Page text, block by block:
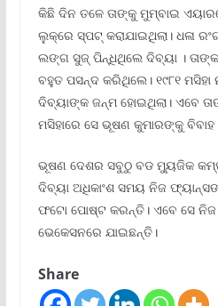
କିଛି ଦିନ ତଳେ ତାଙ୍କୁ ମୁମ୍ବାଇ
ଲୁକ୍‌ରେ ସ୍ପଟ୍‌ କରାଯାଇଥିଲା। ଧଳା
ଲଙ୍ଗ ସୁଜ୍‌ ପିନ୍ଧିଥିଲେ ଦିବ୍ୟା ।
ବହୁତ ପସନ୍ଦ କରିଥିଲେ। ୧୯୮୧ ମସିହା
ଦିବ୍ୟାଙ୍କ ଜନ୍ମ ହୋଇଥିଲା। ଏବେ
ମସିହାରେ ସେ ଭୂଷଣ କୁମାରଙ୍କୁ
ଭୂଷଣ ଦେଶର ସବୁଠୁ ବଡ ମ୍ୟୁଜିକ
ଦିବ୍ୟା ଅଧିକାଂଶ ସମୟ ନିଜ
ଫଟୋ ପୋଷ୍ଟ କରନ୍ତି। ଏବେ ସେ ନିଜ
ଭେକେସନରେ ଯାଇଛନ୍ତି।
Share